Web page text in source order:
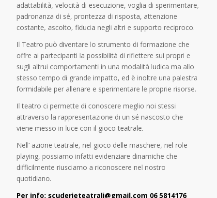
adattabilità, velocità di esecuzione, voglia di sperimentare,
padronanza di sé, prontezza di risposta, attenzione
costante, ascolto, fiducia negli altri e supporto reciproco.
Il Teatro può diventare lo strumento di formazione che
offre ai partecipanti la possibilità di riflettere sui propri e
sugli altrui comportamenti in una modalità ludica ma allo
stesso tempo di grande impatto, ed è inoltre una palestra
formidabile per allenare e sperimentare le proprie risorse.
Il teatro ci permette di conoscere meglio noi stessi
attraverso la rappresentazione di un sé nascosto che
viene messo in luce con il gioco teatrale.
Nell’ azione teatrale, nel gioco delle maschere, nel role
playing, possiamo infatti evidenziare dinamiche che
difficilmente riusciamo a riconoscere nel nostro
quotidiano.
Per info: scuderieteatrali@gmail.com 06 5814176